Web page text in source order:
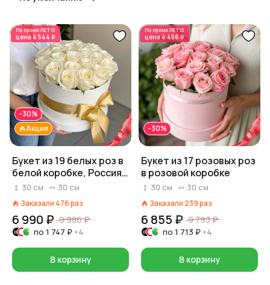
По промоЛЕТО
цена 4 544 ₽
Акция
-30%
Букет из 19 белых роз в
белой коробке, Россия,
40 см
30 см 30 см
Заказали 476раз
6 990 ₽ 9 986 ₽
по 1 747 ₽ ×4
В корзину
По промоЛЕТО
цена 4 456 ₽
-30%
Букет из 17 розовых роз
в розовой коробке
30 см 30 см
Заказали 239раз
6 855 ₽ 9 793 ₽
по 1 713 ₽ ×4
В корзину